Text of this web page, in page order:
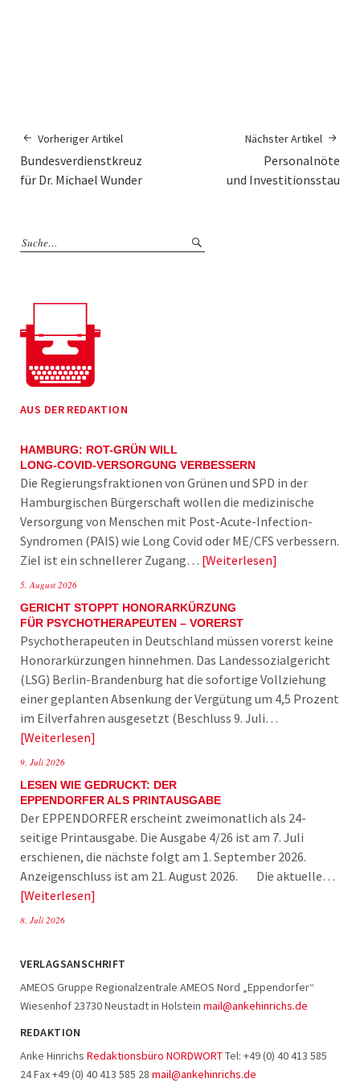
Vorheriger Artikel
Bundesverdienstkreuz
für Dr. Michael Wunder
Nächster Artikel
Personalnöte
und Investitionsstau
AUS DER REDAKTION
HAMBURG: ROT-GRÜN WILL
LONG-COVID-VERSORGUNG VERBESSERN
Die Regierungsfraktionen von Grünen und SPD in der
Hamburgischen Bürgerschaft wollen die medizinische
Versorgung von Menschen mit Post-Acute-Infection-
Syndromen (PAIS) wie Long Covid oder ME/CFS verbessern.
Ziel ist ein schnellerer Zugang… Weiterlesen
5. August 2026
GERICHT STOPPT HONORARKÜRZUNG
FÜR PSYCHOTHERAPEUTEN – VORERST
Psychotherapeuten in Deutschland müssen vorerst keine
Honorarkürzungen hinnehmen. Das Landessozialgericht
(LSG) Berlin-Brandenburg hat die sofortige Vollziehung
einer geplanten Absenkung der Vergütung um 4,5 Prozent
im Eilverfahren ausgesetzt (Beschluss 9. Juli…
Weiterlesen
9. Juli 2026
LESEN WIE GEDRUCKT: DER
EPPENDORFER ALS PRINTAUSGABE
Der EPPENDORFER erscheint zweimonatlich als 24-
seitige Printausgabe. Die Ausgabe 4/26 ist am 7. Juli
erschienen, die nächste folgt am 1. September 2026.
Anzeigenschluss ist am 21. August 2026. Die aktuelle…
Weiterlesen
8. Juli 2026
VERLAGSANSCHRIFT
AMEOS Gruppe Regionalzentrale AMEOS Nord „Eppendorfer“
Wiesenhof 23730 Neustadt in Holstein mail@ankehinrichs.de
REDAKTION
Anke Hinrichs Redaktionsbüro NORDWORTTel: +49 (0) 40 413 585
24 Fax +49 (0) 40 413 585 28 mail@ankehinrichs.de